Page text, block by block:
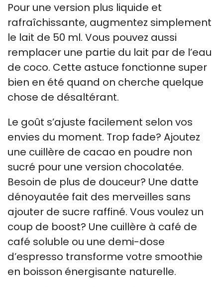
Pour une version plus liquide et
rafraîchissante, augmentez simplement
le lait de 50 ml. Vous pouvez aussi
remplacer une partie du lait par de l’eau
de coco. Cette astuce fonctionne super
bien en été quand on cherche quelque
chose de désaltérant.
Le goût s’ajuste facilement selon vos
envies du moment. Trop fade? Ajoutez
une cuillère de cacao en poudre non
sucré pour une version chocolatée.
Besoin de plus de douceur? Une datte
dénoyautée fait des merveilles sans
ajouter de sucre raffiné. Vous voulez un
coup de boost? Une cuillère à café de
café soluble ou une demi-dose
d’espresso transforme votre smoothie
en boisson énergisante naturelle.